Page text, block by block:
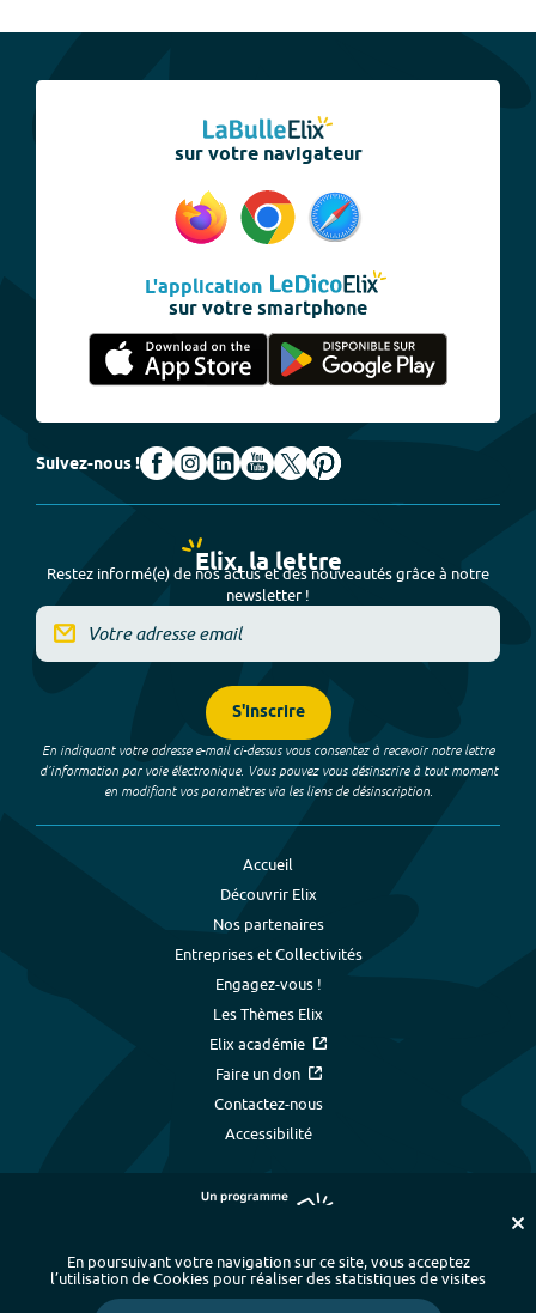
sur votre navigateur
L'application
sur votre smartphone
Suivez-nous !
Elix, la lettre
Restez informé(e) de nos actus et des nouveautés grâce à notre
newsletter !
S'inscrire
En indiquant votre adresse e-mail ci-dessus vous consentez à recevoir notre lettre
d’information par voie électronique. Vous pouvez vous désinscrire à tout moment
en modifiant vos paramètres via les liens de désinscription.
Accueil
Découvrir Elix
Nos partenaires
Entreprises et Collectivités
Engagez-vous !
Les Thèmes Elix
Elix académie
Faire un don
Contactez-nous
Accessibilité
Plan du site - Index alphabétique -
En poursuivant votre navigation sur ce site, vous acceptez
l’utilisation de Cookies pour réaliser des statistiques de visites